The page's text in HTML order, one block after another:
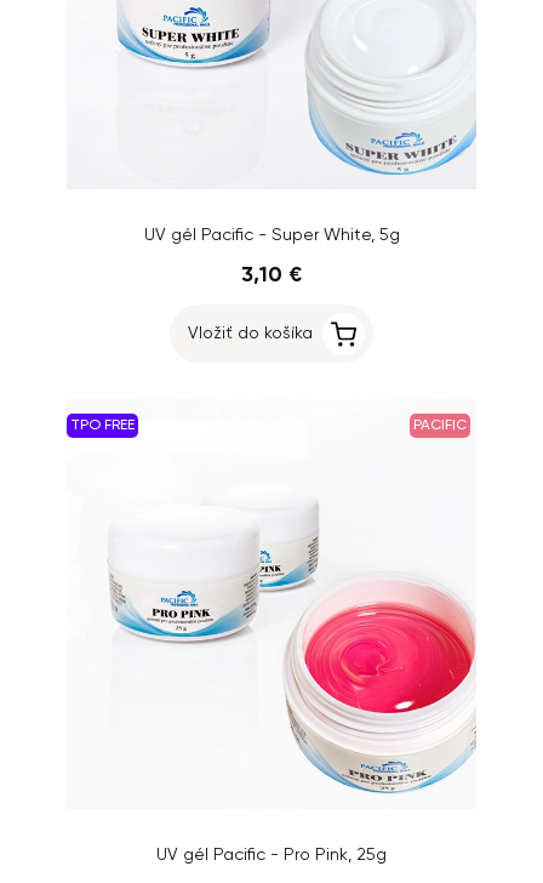
UV gél Pacific - Super White, 5g
3,10 €
Vložiť do košíka
TPO FREE PACIFIC
UV gél Pacific - Pro Pink, 25g